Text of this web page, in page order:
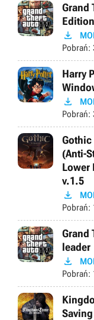
Grand

Pobrań:
Harry

Pobrań:
Gothic
(Anti-
Lower
v.1.5

Pobrań:
Grand
leader

Pobrań: